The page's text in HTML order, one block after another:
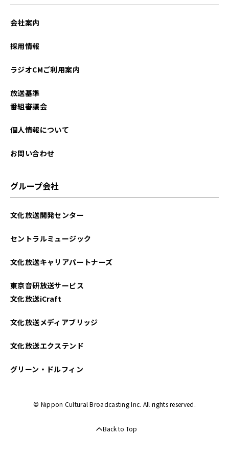
会社案内
採用情報
ラジオCMご利用案内
放送基準
番組審議会
個人情報について
お問い合わせ
グループ会社
文化放送開発センター
セントラルミュージック
文化放送キャリアパートナーズ
東京音研放送サービス
文化放送iCraft
文化放送メディアブリッジ
文化放送エクステンド
グリーン・ドルフィン
© Nippon Cultural Broadcasting Inc. All rights reserved.
Back to Top